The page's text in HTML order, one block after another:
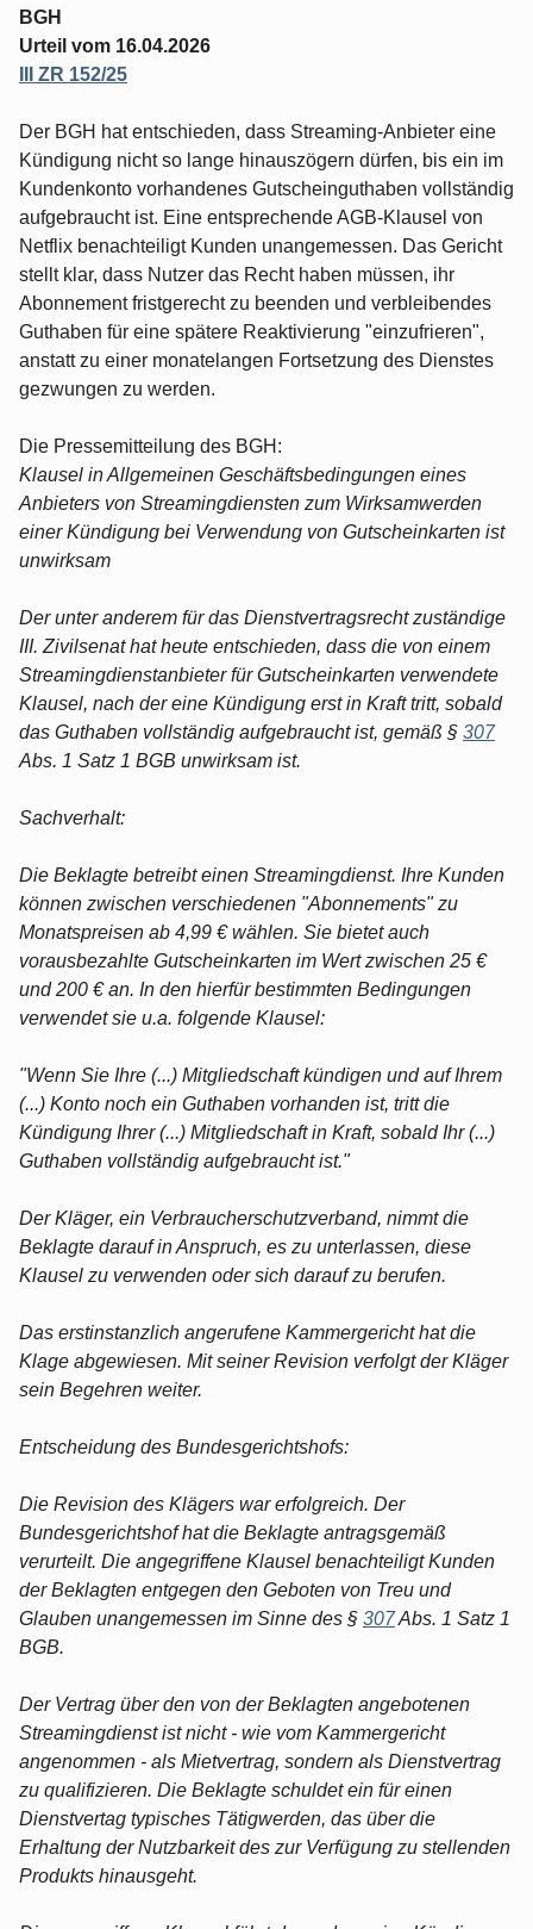
BGH
Urteil vom 16.04.2026
III ZR 152/25
Der BGH hat entschieden, dass Streaming-Anbieter eine
Kündigung nicht so lange hinauszögern dürfen, bis ein im
Kundenkonto vorhandenes Gutscheinguthaben vollständig
aufgebraucht ist. Eine entsprechende AGB-Klausel von
Netflix benachteiligt Kunden unangemessen. Das Gericht
stellt klar, dass Nutzer das Recht haben müssen, ihr
Abonnement fristgerecht zu beenden und verbleibendes
Guthaben für eine spätere Reaktivierung "einzufrieren",
anstatt zu einer monatelangen Fortsetzung des Dienstes
gezwungen zu werden.
Die Pressemitteilung des BGH:
Klausel in Allgemeinen Geschäftsbedingungen eines
Anbieters von Streamingdiensten zum Wirksamwerden
einer Kündigung bei Verwendung von Gutscheinkarten ist
unwirksam
Der unter anderem für das Dienstvertragsrecht zuständige
III. Zivilsenat hat heute entschieden, dass die von einem
Streamingdienstanbieter für Gutscheinkarten verwendete
Klausel, nach der eine Kündigung erst in Kraft tritt, sobald
das Guthaben vollständig aufgebraucht ist, gemäß § 307
Abs. 1 Satz 1 BGB unwirksam ist.
Sachverhalt:
Die Beklagte betreibt einen Streamingdienst. Ihre Kunden
können zwischen verschiedenen "Abonnements" zu
Monatspreisen ab 4,99 € wählen. Sie bietet auch
vorausbezahlte Gutscheinkarten im Wert zwischen 25 €
und 200 € an. In den hierfür bestimmten Bedingungen
verwendet sie u.a. folgende Klausel:
"Wenn Sie Ihre (...) Mitgliedschaft kündigen und auf Ihrem
(...) Konto noch ein Guthaben vorhanden ist, tritt die
Kündigung Ihrer (...) Mitgliedschaft in Kraft, sobald Ihr (...)
Guthaben vollständig aufgebraucht ist."
Der Kläger, ein Verbraucherschutzverband, nimmt die
Beklagte darauf in Anspruch, es zu unterlassen, diese
Klausel zu verwenden oder sich darauf zu berufen.
Das erstinstanzlich angerufene Kammergericht hat die
Klage abgewiesen. Mit seiner Revision verfolgt der Kläger
sein Begehren weiter.
Entscheidung des Bundesgerichtshofs:
Die Revision des Klägers war erfolgreich. Der
Bundesgerichtshof hat die Beklagte antragsgemäß
verurteilt. Die angegriffene Klausel benachteiligt Kunden
der Beklagten entgegen den Geboten von Treu und
Glauben unangemessen im Sinne des § 307Abs. 1 Satz 1
BGB.
Der Vertrag über den von der Beklagten angebotenen
Streamingdienst ist nicht - wie vom Kammergericht
angenommen - als Mietvertrag, sondern als Dienstvertrag
zu qualifizieren. Die Beklagte schuldet ein für einen
Dienstvertag typisches Tätigwerden, das über die
Erhaltung der Nutzbarkeit des zur Verfügung zu stellenden
Produkts hinausgeht.